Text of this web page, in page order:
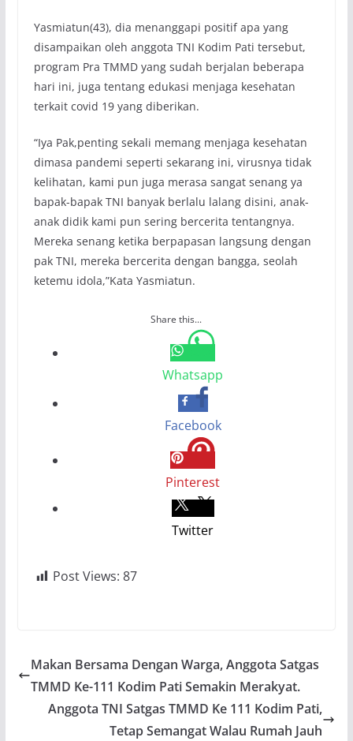
Yasmiatun(43), dia menanggapi positif apa yang
disampaikan oleh anggota TNI Kodim Pati tersebut,
program Pra TMMD yang sudah berjalan beberapa
hari ini, juga tentang edukasi menjaga kesehatan
terkait covid 19 yang diberikan.
“Iya Pak,penting sekali memang menjaga kesehatan
dimasa pandemi seperti sekarang ini, virusnya tidak
kelihatan, kami pun juga merasa sangat senang ya
bapak-bapak TNI banyak berlalu lalang disini, anak-
anak didik kami pun sering bercerita tentangnya.
Mereka senang ketika berpapasan langsung dengan
pak TNI, mereka bercerita dengan bangga, seolah
ketemu idola,”Kata Yasmiatun.
Share this...
Whatsapp
Facebook
Pinterest
Twitter
Post Views: 87
Makan Bersama Dengan Warga, Anggota Satgas
TMMD Ke-111 Kodim Pati Semakin Merakyat.
Anggota TNI Satgas TMMD Ke 111 Kodim Pati,
Tetap Semangat Walau Rumah Jauh